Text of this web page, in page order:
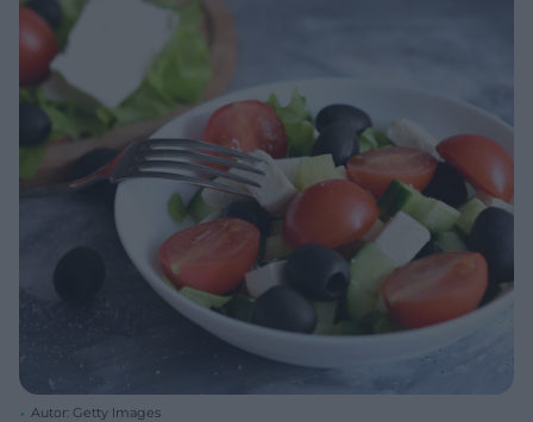
Autor: Getty Images